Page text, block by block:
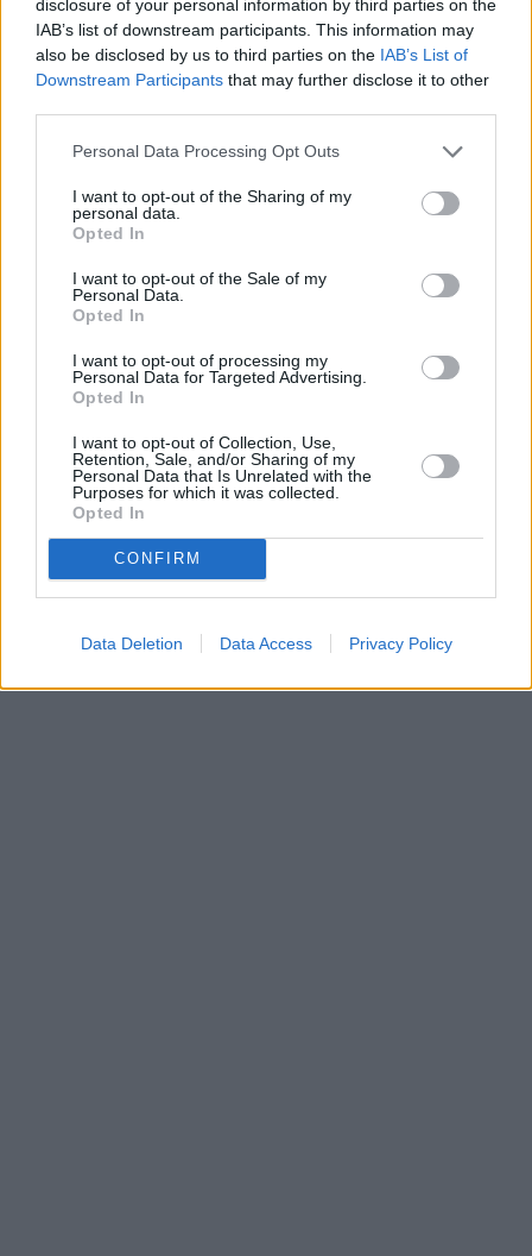
disclosure of your personal information by third parties on the
IAB’s list of downstream participants. This information may
also be disclosed by us to third parties on the IAB’s List of
Downstream Participants that may further disclose it to other
Personal Data Processing Opt Outs
I want to opt-out of the Sharing of my
personal data.
Opted In
I want to opt-out of the Sale of my
Personal Data.
Opted In
I want to opt-out of processing my
Personal Data for Targeted Advertising.
Opted In
I want to opt-out of Collection, Use,
Retention, Sale, and/or Sharing of my
Personal Data that Is Unrelated with the
Purposes for which it was collected.
Opted In
CONFIRM
Data Deletion Data Access Privacy Policy
Kč • náborový bonus 50.000 Kč • příspěvek na ubytování (Jihlava,
Jihlava)
06.08.2026 -Bosch Powertrain s.r.o. • montážní dělník • mzda 44.700
týdenní zálohy na mzdu 2.000 Kč (Jihlava, okres Jihlava)
... další nabídky zaměstnání
Vybrané články
Prima sport - co nabídne v prvním
vysílacím týdnu
Kdy a kde bude Prima sport k
Parabola.cz- web o satelitní, terestrické a kabelové televizi, ©
O webu parabola.cz•O souborech cookies•
Dovolená u moře